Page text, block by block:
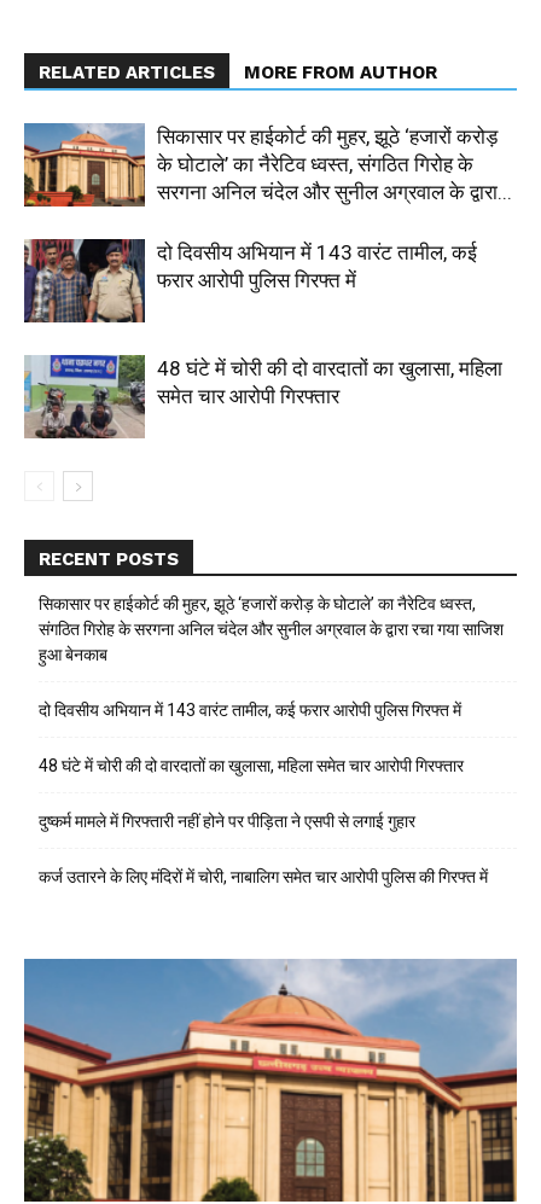
RELATED ARTICLES MORE FROM AUTHOR
सिकासार पर हाईकोर्ट की मुहर, झूठे ‘हजारों करोड़
के घोटाले’ का नैरेटिव ध्वस्त, संगठित गिरोह के
सरगना अनिल चंदेल और सुनील अग्रवाल के द्वारा...
दो दिवसीय अभियान में 143 वारंट तामील, कई
फरार आरोपी पुलिस गिरफ्त में
48 घंटे में चोरी की दो वारदातों का खुलासा, महिला
समेत चार आरोपी गिरफ्तार
RECENT POSTS
सिकासार पर हाईकोर्ट की मुहर, झूठे ‘हजारों करोड़ के घोटाले’ का नैरेटिव ध्वस्त,
संगठित गिरोह के सरगना अनिल चंदेल और सुनील अग्रवाल के द्वारा रचा गया साजिश
हुआ बेनकाब
दो दिवसीय अभियान में 143 वारंट तामील, कई फरार आरोपी पुलिस गिरफ्त में
48 घंटे में चोरी की दो वारदातों का खुलासा, महिला समेत चार आरोपी गिरफ्तार
दुष्कर्म मामले में गिरफ्तारी नहीं होने पर पीड़िता ने एसपी से लगाई गुहार
कर्ज उतारने के लिए मंदिरों में चोरी, नाबालिग समेत चार आरोपी पुलिस की गिरफ्त में